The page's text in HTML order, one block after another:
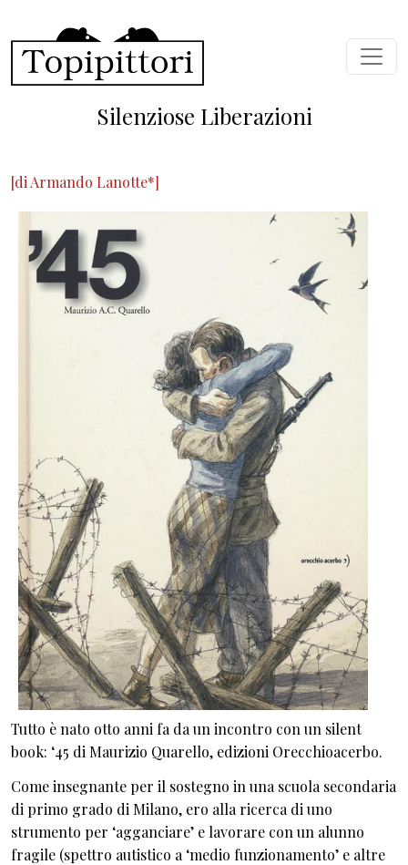
Silenziose Liberazioni
[di Armando Lanotte*]
Tutto è nato otto anni fa da un incontro con un silent
book: ‘45 di Maurizio Quarello, edizioni Orecchioacerbo.
Come insegnante per il sostegno in una scuola secondaria
di primo grado di Milano, ero alla ricerca di uno
strumento per ‘agganciare’ e lavorare con un alunno
fragile (spettro autistico a ‘medio funzionamento’ e altre